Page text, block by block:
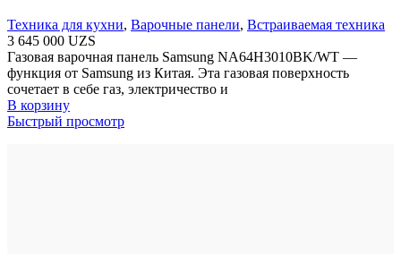
Техника для кухни, Варочные панели, Встраиваемая техника
3 645 000 UZS
Газовая варочная панель Samsung NA64H3010BK/WT —
функция от Samsung из Китая. Эта газовая поверхность
сочетает в себе газ, электричество и
В корзину
Быстрый просмотр